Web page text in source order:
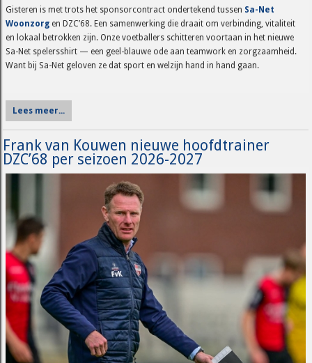
Gisteren is met trots het sponsorcontract ondertekend tussen Sa-Net
Woonzorg en DZC’68. Een samenwerking die draait om verbinding, vitaliteit
en lokaal betrokken zijn. Onze voetballers schitteren voortaan in het nieuwe
Sa-Net spelersshirt — een geel-blauwe ode aan teamwork en zorgzaamheid.
Want bij Sa-Net geloven ze dat sport en welzijn hand in hand gaan.
Lees meer...
Frank van Kouwen nieuwe hoofdtrainer
DZC’68 per seizoen 2026-2027